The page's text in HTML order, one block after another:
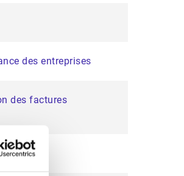
des entreprises
des factures